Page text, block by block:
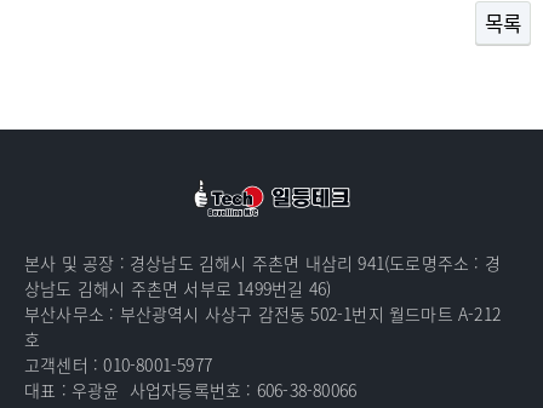
목록
본사 및 공장 : 경상남도 김해시 주촌면 내삼리 941(도로명주소 : 경
상남도 김해시 주촌면 서부로 1499번길 46)
부산사무소 : 부산광역시 사상구 감전동 502-1번지 월드마트 A-212
호
고객센터 : 010-8001-5977
대표 : 우광윤 사업자등록번호 : 606-38-80066